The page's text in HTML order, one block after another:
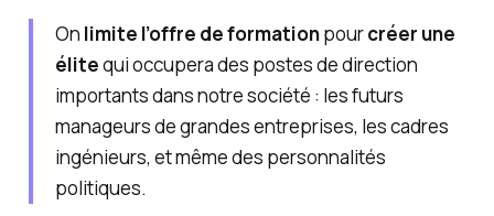
On limite l’offre de formationpourcréer une
élitequi occupera des postes de direction
importantsdans notre société : les futurs
manageurs de grandes entreprises, les cadres
ingénieurs, et même des personnalités
politiques.